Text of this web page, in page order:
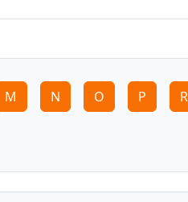
M N O P R